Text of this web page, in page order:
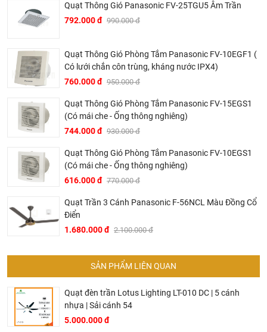
Bảo hành chính hãng 2 năm, an tâm sử dụng: Khẳng định
chất lượng và độ tin cậy, sản phẩm được bảo hành chính
người tiêu dùng.
Quạt Thông Gió Panasonic FV-25TGU5 Âm Trần
792.000 đ 990.000 đ
Quạt Thông Gió Phòng Tắm Panasonic FV-10EGF1 (
Có lưới chắn côn trùng, kháng nước IPX4)
760.000 đ 950.000 đ
Quạt Thông Gió Phòng Tắm Panasonic FV-15EGS1
(Có mái che - Ống thông nghiêng)
744.000 đ 930.000 đ
Quạt Thông Gió Phòng Tắm Panasonic FV-10EGS1
(Có mái che - Ống thông nghiêng)
616.000 đ 770.000 đ
Quạt Trần 3 Cánh Panasonic F-56NCL Màu Đồng Cổ
Điển
1.680.000 đ 2.100.000 đ
SẢN PHẨM LIÊN QUAN
Quạt đèn trần Lotus Lighting LT-010 DC | 5 cánh
nhựa | Sải cánh 54
5.000.000 đ